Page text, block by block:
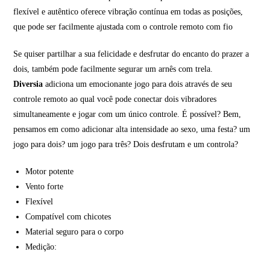
flexível e autêntico oferece vibração contínua em todas as posições,
que pode ser facilmente ajustada com o controle remoto com fio
Se quiser partilhar a sua felicidade e desfrutar do encanto do prazer a
dois, também pode facilmente segurar um arnês com trela.
Diversia adiciona um emocionante jogo para dois através de seu
controle remoto ao qual você pode conectar dois vibradores
simultaneamente e jogar com um único controle. É possível? Bem,
pensamos em como adicionar alta intensidade ao sexo, uma festa? um
jogo para dois? um jogo para três? Dois desfrutam e um controla?
Motor potente
Vento forte
Flexível
Compatível com chicotes
Material seguro para o corpo
Medição: